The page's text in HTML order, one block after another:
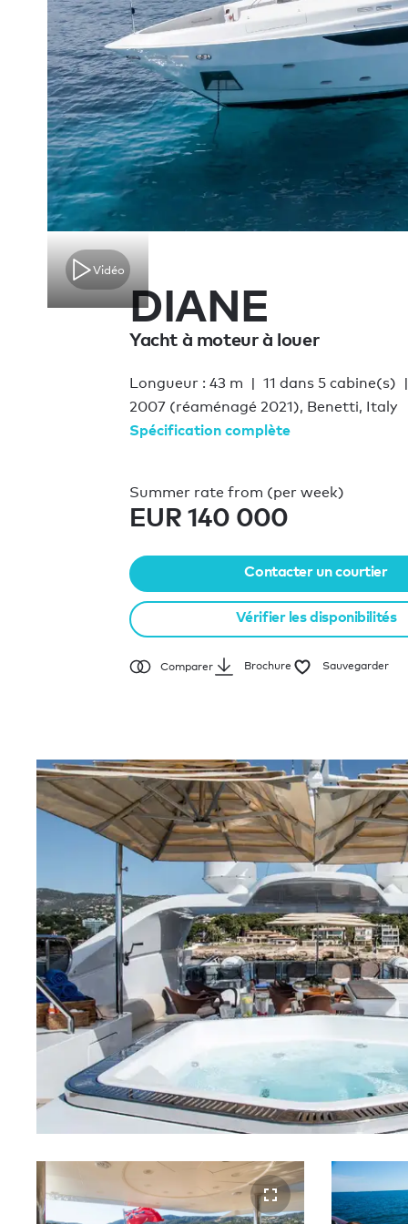
Vidéo
DIANE
Yacht à moteur à louer
Longueur : 43 m
11 dans 5 cabine(s)
2007 (réaménagé 2021), Benetti, Italy
Spécification complète
Summer rate from (per week)
EUR 140 000
Contacter un courtier
Vérifier les disponibilités
Comparer Brochure Sauvegarder